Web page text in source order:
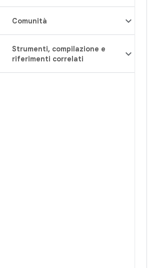
Comunità
Strumenti, compilazione e
riferimenti correlati